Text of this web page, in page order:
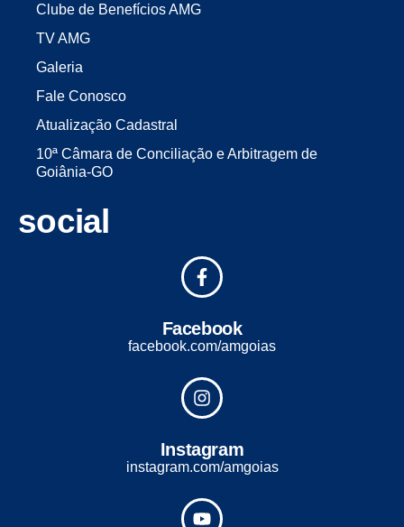
Clube de Benefícios AMG
TV AMG
Galeria
Fale Conosco
Atualização Cadastral
10ª Câmara de Conciliação e Arbitragem de
Goiânia-GO
social
Facebook
facebook.com/amgoias
Instagram
instagram.com/amgoias